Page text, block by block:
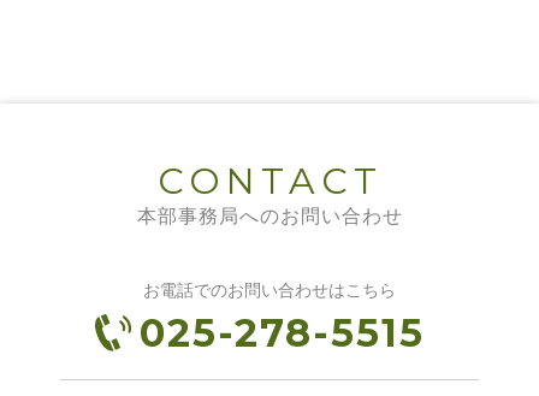
CONTACT
本部事務局へのお問い合わせ
お電話でのお問い合わせはこちら
025-278-5515